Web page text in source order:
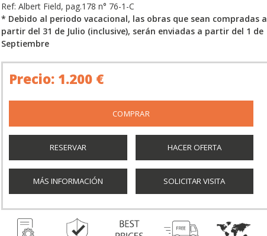
Ref: Albert Field, pag.178 n° 76-1-C
* Debido al periodo vacacional, las obras que sean compradas a
partir del 31 de Julio (inclusive), serán enviadas a partir del 1 de
Septiembre
Precio: 1.200 €
RESERVAR HACER OFERTA
MÁS INFORMACIÓN SOLICITAR VISITA